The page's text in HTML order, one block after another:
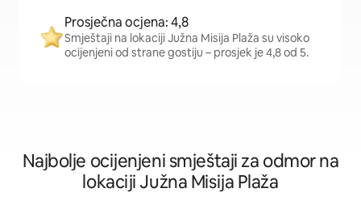
Prosječna ocjena: 4,8
Smještaji na lokaciji Južna Misija Plaža su visoko
ocijenjeni od strane gostiju – prosjek je 4,8 od 5.
Najbolje ocijenjeni smještaji za odmor na
lokaciji Južna Misija Plaža